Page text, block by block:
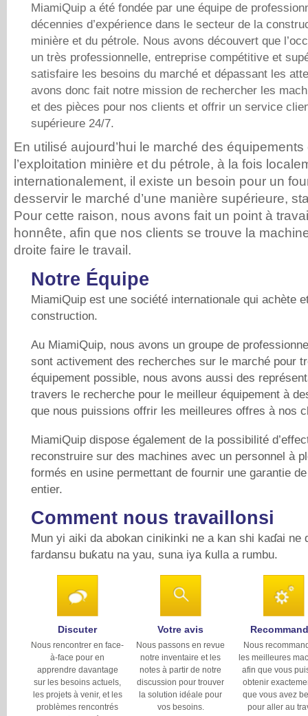
MiamiQuip a été fondée par une équipe de
décennies d’expérience dans le secteur de la
minière et du pétrole. Nous avons découvert que
un très professionnelle, entreprise compétitive et
satisfaire les besoins du marché et dépassant les
avons donc fait notre mission de rechercher les
et des pièces pour nos clients et offrir un service
supérieure 24/7.
En utilisé aujourd’hui le marché des
l’exploitation minière et du pétrole, à la fois
internationalement, il existe un besoin pour un
desservir le marché d’une manière supérieure,
Pour cette raison, nous avons fait un point à
honnête, afin que nos clients se trouve la
droite faire le travail.
Notre Équipe
MiamiQuip est une société internationale qui achète
construction.
Au MiamiQuip, nous avons un groupe de
sont activement des recherches sur le marché pour
équipement possible, nous avons aussi des
travers le recherche pour le meilleur équipement à
que nous puissions offrir les meilleures offres à nos
MiamiQuip dispose également de la possibilité
reconstruire sur des machines avec un personnel à
formés en usine permettant de fournir une garantie
entier.
Comment nous travaillonsi
Mun yi aiki da abokan cinikinki ne a kan shi kaɗai ne
fardansu buƙatu na yau, suna iya ƙulla a rumbu.
Discuter
Nous rencontrer en face-
à-face pour en
apprendre davantage
sur les besoins actuels,
les projets à venir, et les
problèmes rencontrés
Votre avis
Nous passons en revue
notre inventaire et les
notes à partir de notre
discussion pour trouver
la solution idéale pour
vos besoins.
Nous
les meilleures
afin que vous
obtenir
que vous avez
pour aller au